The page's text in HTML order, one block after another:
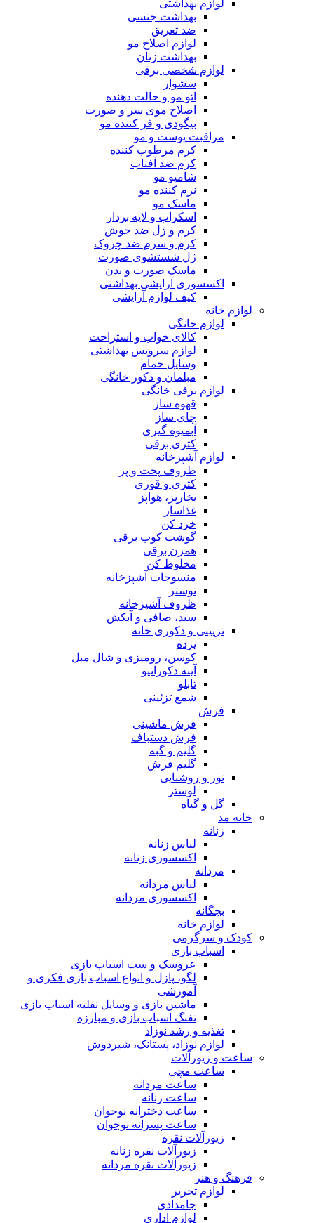
لوازم بهداشتی
بهداشت جنسی
ضد تعریق
لوازم اصلاح مو
بهداشت زنان
لوازم شخصی برقی
سشوار
اتو مو و حالت دهنده
اصلاح موی سر و صورت
بیگودی و فر کننده مو
مراقبت پوست و مو
کرم مرطوب کننده
کرم ضد آفتاب
شامپو مو
نرم کننده مو
ماسک مو
اسکراب و لایه بردار
کرم و ژل ضد جوش
کرم و سرم ضد چروک
ژل شستشوی صورت
ماسک صورت و بدن
اکسسوری آرایشی بهداشتی
کیف لوازم آرایشی
لوازم خانه
لوازم خانگی
کالای خواب و استراحت
لوازم سرویس بهداشتی
وسایل حمام
مبلمان و دکور خانگی
لوازم برقی خانگی
قهوه ساز
چای ساز
آبمیوه گیری
کتری برقی
لوازم آشپزخانه
ظروف پخت و پز
کتری و قوری
بخارپز، هواپز
غذاساز
خرد کن
گوشت کوب برقی
همزن برقی
مخلوط کن
منسوجات آشپزخانه
توستر
ظروف آشپزخانه
سبد، صافی و آبکش
تزیینی و دکوری خانه
پرده
کوسن، رومیزی و شال مبل
آینه دکوراتیو
تابلو
شمع تزئینی
فرش
فرش ماشینی
فرش دستباف
گلیم و گبه
گلیم فرش
نور و روشنایی
لوستر
گل و گیاه
خانه مد
زنانه
لباس زنانه
اکسسوری زنانه
مردانه
لباس مردانه
اکسسوری مردانه
بچگانه
لوازم خانه
کودک و سرگرمی
اسباب بازی
عروسک و ست اسباب بازی
لگو، پازل و انواع اسباب بازی فکری و
آموزشی
ماشین بازی و وسایل نقلیه اسباب بازی
تفنگ اسباب بازی و مبارزه
تغذیه و رشد نوزاد
لوازم نوزاد، پستانک، شیردوش
ساعت و زیور‌آلات
ساعت مچی
ساعت مردانه
ساعت زنانه
ساعت دخترانه نوجوان
ساعت پسرانه نوجوان
زیورآلات نقره
زیورآلات نقره زنانه
زیورآلات نقره مردانه
فرهنگ و هنر
لوازم تحریر
جامدادی
لوازم اداری